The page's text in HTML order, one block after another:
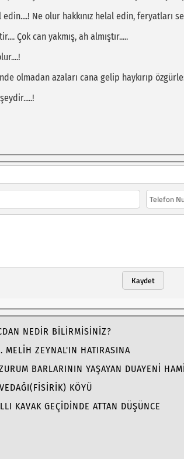
edin....! Ne olur hakkınız helal edin, feryatları
Çok can yakmış, ah almıştır.....
olmadan azaları cana gelip haykırıp
Kaydet
NEDİR BİLİRMİSİNİZ?
MELİH ZEYNAL'IN HATIRASINA
BARLARININ YAŞAYAN DUAYENİ
KÖYÜ
KAVAK GEÇİDİNDE ATTAN DÜŞÜNCE